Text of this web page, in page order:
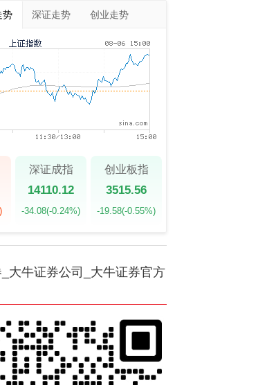
势 深证走势 创业走势
深证成指
14110.12
-34.08(-0.24%)
创业板指
3515.56
-19.58(-0.55%)
大牛证券公司_大牛证券官方